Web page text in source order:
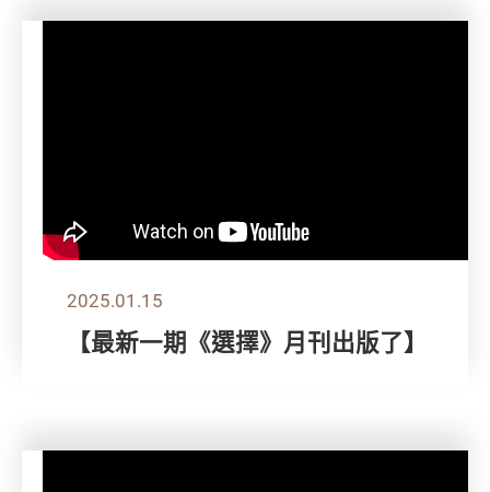
2025.01.15
【最新一期《選擇》月刊出版了】